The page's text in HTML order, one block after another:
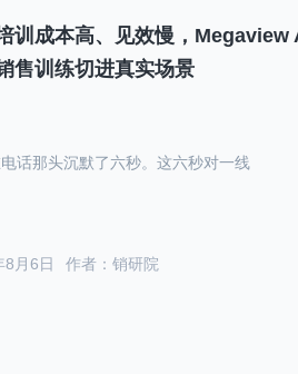
训成本高、见效慢，Megaview
售训练切进真实场景
作者：销研院
8月6日
话那头沉默了六秒。这六秒对一线